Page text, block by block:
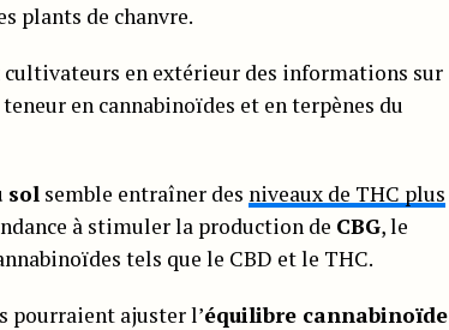
plants de chanvre.
en extérieur des informations sur
en cannabinoïdes et en terpènes du
sol semble entraîner des niveaux de THC plus
à stimuler la production de CBG, le
tels que le CBD et le THC.
pourraient ajuster l’équilibre cannabinoïde